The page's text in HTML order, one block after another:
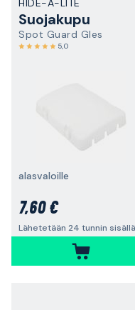
HIDE-A-LITE
Suojakupu
Spot Guard Gles
5,0
alasvaloille
7,60 €
Lähetetään 24 tunnin